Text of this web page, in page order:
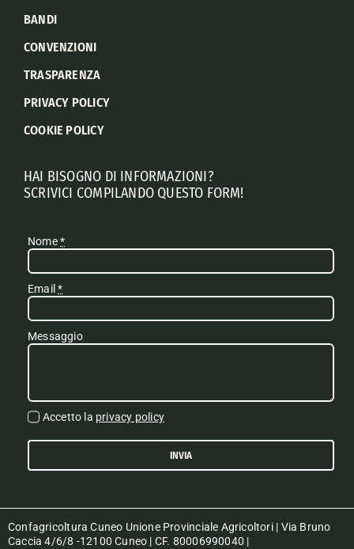
BANDI
CONVENZIONI
TRASPARENZA
PRIVACY POLICY
COOKIE POLICY
HAI BISOGNO DI INFORMAZIONI?
SCRIVICI COMPILANDO QUESTO FORM!
Nome*
Email*
Messaggio
Accetto la privacy policy
INVIA
Confagricoltura Cuneo Unione Provinciale Agricoltori | Via Bruno
Caccia 4/6/8 -12100 Cuneo | CF. 80006990040 |